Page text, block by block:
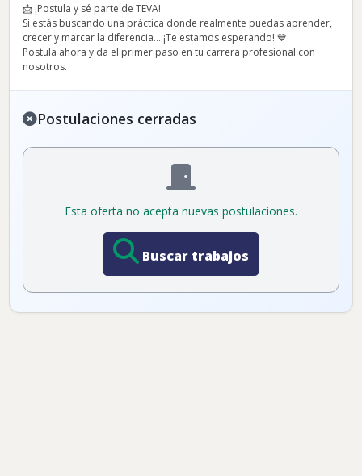
📩 ¡Postula y sé parte de TEVA!
Si estás buscando una práctica donde realmente puedas aprender,
crecer y marcar la diferencia… ¡Te estamos esperando! 💙
Postula ahora y da el primer paso en tu carrera profesional con
nosotros.
Postulaciones cerradas
Esta oferta no acepta nuevas postulaciones.
Buscar trabajos